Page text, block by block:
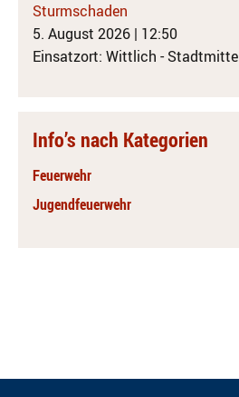
Sturmschaden
5. August 2026 | 12:50
Einsatzort: Wittlich - Stadtmitte
Info’s nach Kategorien
Feuerwehr
Jugendfeuerwehr